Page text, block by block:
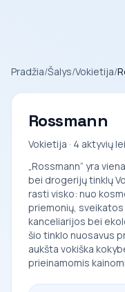
Pradžia/Šalys/Vokietija/
Rossmann
Vokietija · 4 aktyvių
„Rossmann“ yra
bei drogerijų tinklų
rasti visko: nuo
priemonių,
kanceliarijos bei
šio tinklo nuosavus
aukšta vokiška
prieinamomis